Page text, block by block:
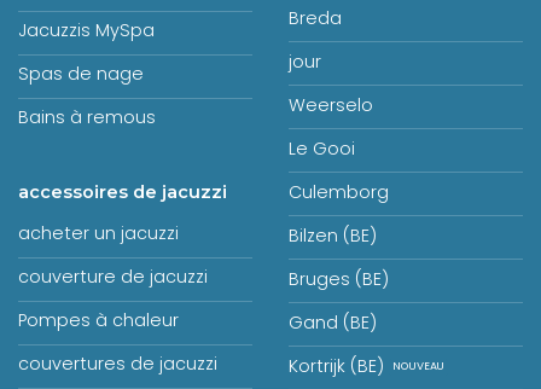
Jacuzzis MySpa
Spas de nage
Bains à remous
accessoires de jacuzzi
acheter un jacuzzi
couverture de jacuzzi
Pompes à chaleur
couvertures de jacuzzi
Breda
jour
Weerselo
Le Gooi
Culemborg
Bilzen (BE)
Bruges (BE)
Gand (BE)
Kortrijk (BE)